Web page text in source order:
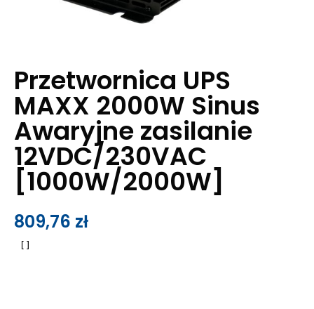
Przetwornica UPS
MAXX 2000W Sinus
Awaryjne zasilanie
12VDC/230VAC
[1000W/2000W]
809,76 zł